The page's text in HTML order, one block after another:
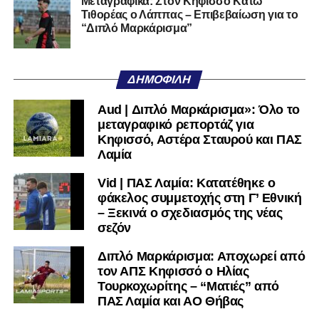
Ερασιτεχνών.
Ακολουθήστε το
υπόλοιπο κόσμο. Ακολουθήστε το lamiara.gr στο
Twitterκαι στοInstagram
μαθαίνετε σε χρόνο dt όλα τα νέα.
Τιθορέας ο Λάππας – Επιβεβαίωση για το
“Διπλό Μαρκάρισμα”
ΔΗΜΟΦΙΛΉ
Aud | Διπλό Μαρκάρισμα»: Όλο το
μεταγραφικό ρεπορτάζ για
Κηφισσό, Αστέρα Σταυρού και ΠΑΣ
Λαμία
Vid | ΠΑΣ Λαμία: Κατατέθηκε ο
φάκελος συμμετοχής στη Γ’ Εθνική
– Ξεκινά ο σχεδιασμός της νέας
σεζόν
Διπλό Μαρκάρισμα: Αποχωρεί από
τον ΑΠΣ Κηφισσό ο Ηλίας
Τουρκοχωρίτης – “Ματιές” από
ΠΑΣ Λαμία και ΑΟ Θήβας